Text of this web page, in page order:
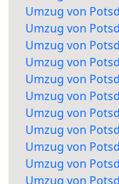
Umzug von
Umzug von
Umzug von
Umzug von
Umzug von
Umzug von
Umzug von
Umzug von
Umzug von
Umzug von
Umzug von